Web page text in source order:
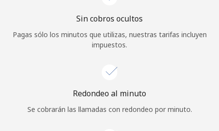
Iniciar Sesión
Sin cobros ocultos
Pagas sólo los minutos que utilizas, nuestras tarifas incluyen
impuestos.
Redondeo al minuto
Se cobrarán las llamadas con redondeo por minuto.